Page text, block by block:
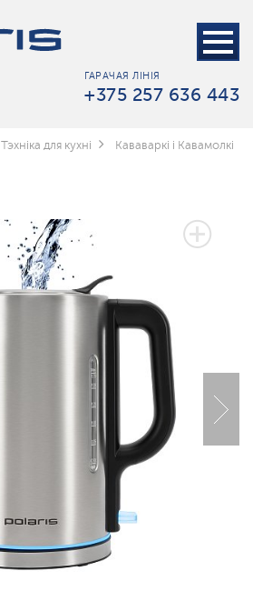
ГАРАЧАЯ ЛІНІЯ
+375 257 636 443
Тэхніка для кухні Кававаркі і Кавамолкі